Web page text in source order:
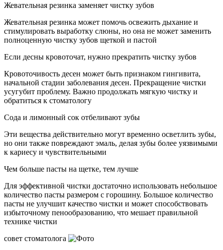
Жевательная резинка заменяет чистку зубов
Жевательная резинка может помочь освежить дыхание и
стимулировать выработку слюны, но она не может заменить
полноценную чистку зубов щеткой и пастой
Если десны кровоточат, нужно прекратить чистку зубов
Кровоточивость десен может быть признаком гингивита,
начальной стадии заболевания десен. Прекращение чистки
усугубит проблему. Важно продолжать мягкую чистку и
обратиться к стоматологу
Сода и лимонный сок отбеливают зубы
Эти вещества действительно могут временно осветлить зубы,
но они также повреждают эмаль, делая зубы более уязвимыми
к кариесу и чувствительными
Чем больше пасты на щетке, тем лучше
Для эффективной чистки достаточно использовать небольшое
количество пасты размером с горошину. Большое количество
пасты не улучшит качество чистки и может способствовать
избыточному пенообразованию, что мешает правильной
технике чистки
совет стоматолога